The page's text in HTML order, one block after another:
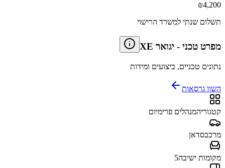
₪4,200
תשלום שנתי למשרד הרישוי
מפרט טכני - יגואר XE
נתונים טכניים, ביצועים ומידות
השוו גרסאות
קטגוריהמנהלים פרימיום
מרכבסדאן
מקומות ישיבה5